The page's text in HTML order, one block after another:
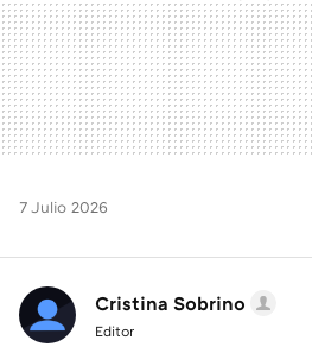
7 Julio 2026
Cristina Sobrino
Editor